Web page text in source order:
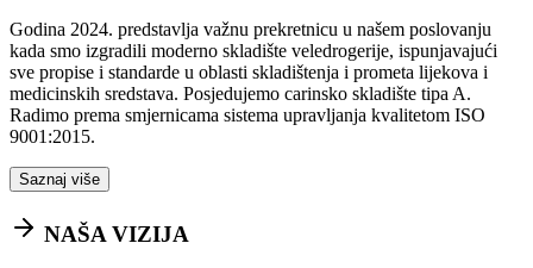
Godina 2024. predstavlja važnu prekretnicu u našem poslovanju
kada smo izgradili moderno skladište veledrogerije, ispunjavajući
sve propise i standarde u oblasti skladištenja i prometa lijekova i
medicinskih sredstava. Posjedujemo carinsko skladište tipa A.
Radimo prema smjernicama sistema upravljanja kvalitetom ISO
9001:2015.
Saznaj više
NAŠA VIZIJA